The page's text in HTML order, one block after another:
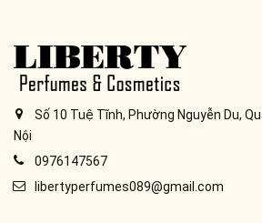
Số 10 Tuệ Tĩnh, Phường Nguyễn Du,
Nội
0976147567
libertyperfumes089@gmail.com